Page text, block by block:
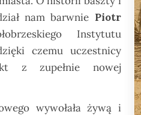
nam barwnie Piotr
Instytutu
czemu uczestnicy
z zupełnie nowej
wywołała żywą i